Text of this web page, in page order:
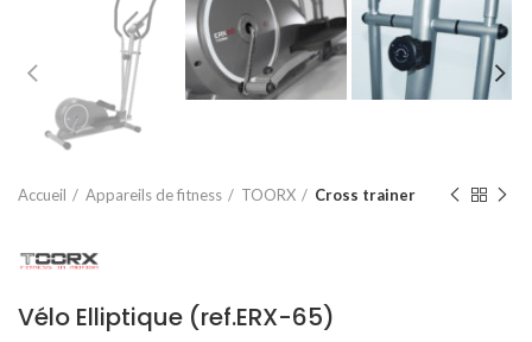
Accueil Appareils de fitness TOORX Cross trainer
Vélo Elliptique (ref.ERX-65)